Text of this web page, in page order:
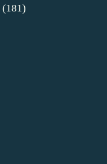
(181)